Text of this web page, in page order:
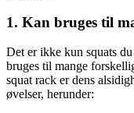
1. Kan bruges til
Det er ikke kun squats
bruges til mange
squat rack er dens
øvelser, herunder: